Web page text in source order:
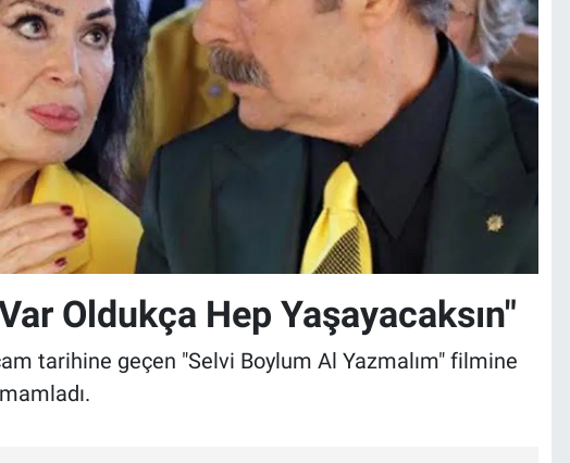
Oldukça Hep Yaşayacaksın"
tarihine geçen "Selvi Boylum Al Yazmalım" filmine